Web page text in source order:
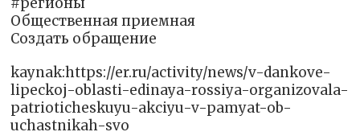
Общественная приемная
Создать обращение
kaynak:https://er.ru/activity/news/v-dankove-
lipeckoj-oblasti-edinaya-rossiya-organizovala-
patrioticheskuyu-akciyu-v-pamyat-ob-
uchastnikah-svo